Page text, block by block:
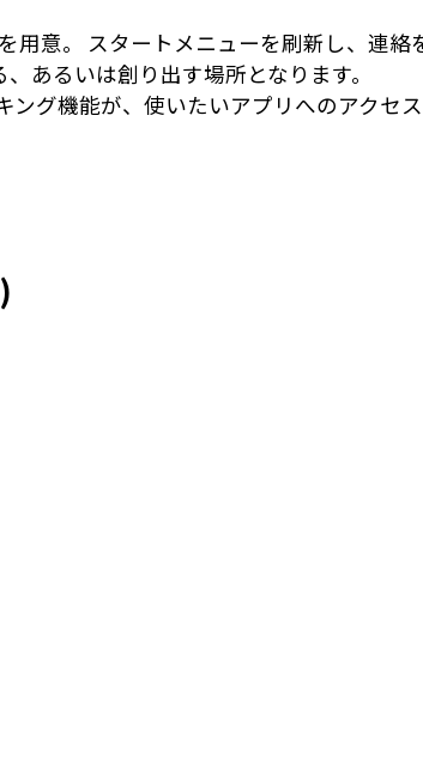
意。 スタートメニューを刷新し、連絡
あるいは創り出す場所となります。
グ機能が、使いたいアプリへのアクセ